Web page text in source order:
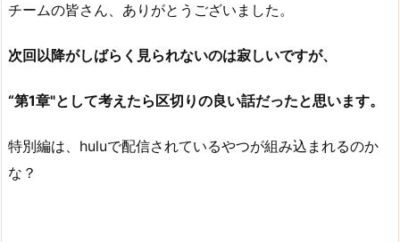
チームの皆さん、ありがとうございました。
次回以降がしばらく見られないのは寂しいですが、
“第1章"として考えたら区切りの良い話だったと思います。
特別編は、huluで配信されているやつが組み込まれるのか
な？